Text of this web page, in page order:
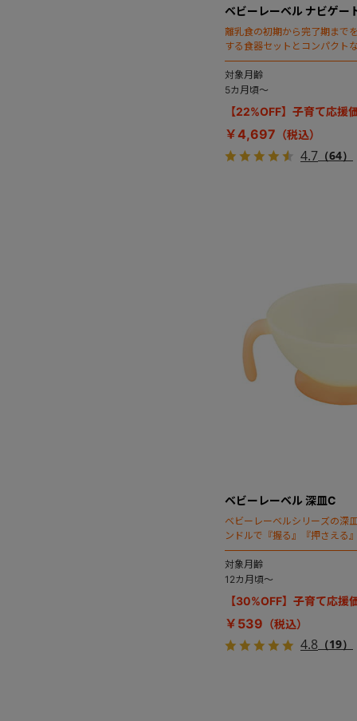
ベビーレーベル ナビゲー
離乳食の初期から完了期まで
する食器セットとコンパクト
食レシピ集付き。贈りものと
対象月齢
5カ月頃～
【22%OFF】子育て応援
￥4,697
4.7 （64）
ベビーレーベル 深皿C
ベビーレーベルシリーズの深
ンドルで『握る』『押さえる
ート。
対象月齢
12カ月頃～
【30%OFF】子育て応援
￥539
4.8 （19）